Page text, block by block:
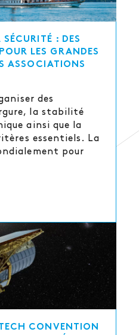
: DES
LES GRANDES
ASSOCIATIONS
des
la stabilité
ainsi que la
essentiels. La
pour
CONVENTION